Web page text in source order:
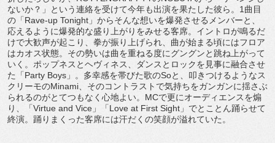
ないか？」という連絡を受けて今年も出演を果たした彼ら。1曲目
の「Rave-up Tonight」からそんな想いを爆発させるメンバーと、
応えるように爆発的な盛り上がりをみせる客席。イントロが鳴るだ
けで大歓声が起こり、拳が振り上げられ、曲が始まる頃にはフロア
はカオス状態。その勢いは曲を重ねる度にグングンと跳ね上がって
いく。ポップネスとヘヴィネス、ダンスとロックを見事に融合させ
た「Party Boys」。多幸感を帯びた歌のSoと、叩きつけるようなス
クリーモのMinami、そのコントラストで気持ちをガンガンに揺さぶ
られるのがとてつもなく心地よい。MCで更にオーディエンスを煽
り、「Virtue and Vice」「Love at First Sight」でとことん踊らせて
終演。踊りまくった客席には汗だくの笑顔が溢れていた。